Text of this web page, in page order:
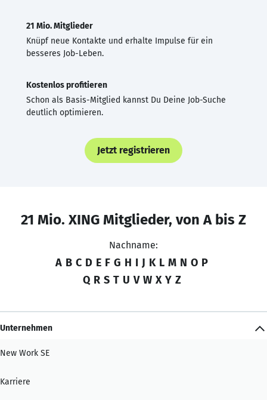
21 Mio. Mitglieder
Knüpf neue Kontakte und erhalte Impulse für ein
besseres Job-Leben.
Kostenlos profitieren
Schon als Basis-Mitglied kannst Du Deine Job-Suche
deutlich optimieren.
Jetzt registrieren
21 Mio. XING Mitglieder, von A bis Z
Nachname:
A B C D E F G H I J K L M N O P
Q R S T U V W X Y Z
Unternehmen
New Work SE
Karriere